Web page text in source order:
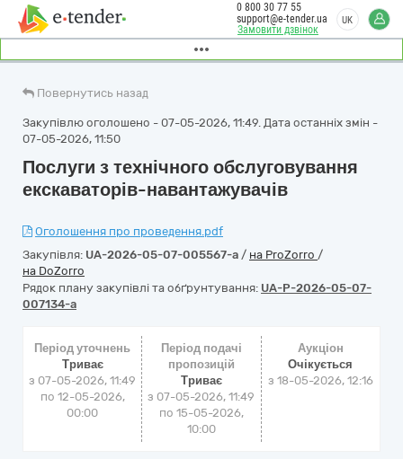
Замовити дзвінок
0 800 30 77 55
support@e-tender.ua
UK
Повернутись назад
Закупівлю оголошено - 07-05-2026, 11:49. Дата останніх змін -
07-05-2026, 11:50
Послуги з технічного обслуговування
екскаваторів-навантажувачів
Оголошення про проведення.pdf
Закупівля: UA-2026-05-07-005567-a / на ProZorro /
на DoZorro
Рядок плану закупівлі та обґрунтування: UA-P-2026-05-07-
007134-a
Період уточнень
Триває
з 07-05-2026, 11:49
по 12-05-2026,
00:00
Період подачі
пропозицій
Триває
з 07-05-2026, 11:49
по 15-05-2026,
10:00
Аукціон
Очікується
з 18-05-2026, 12:16